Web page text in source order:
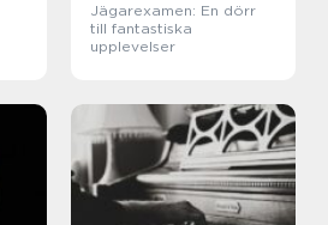
Jägarexamen: En dörr
till fantastiska
upplevelser